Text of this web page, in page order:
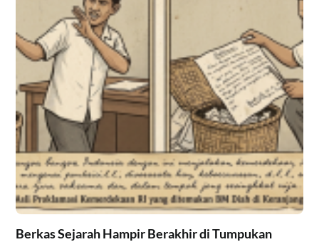
Berkas Sejarah Hampir Berakhir di Tumpukan